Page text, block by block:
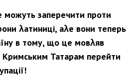
можуть заперечити проти
λатиниці, аλе вони теперь
в тому, що це мовλяв
Кримським Татарам перейти